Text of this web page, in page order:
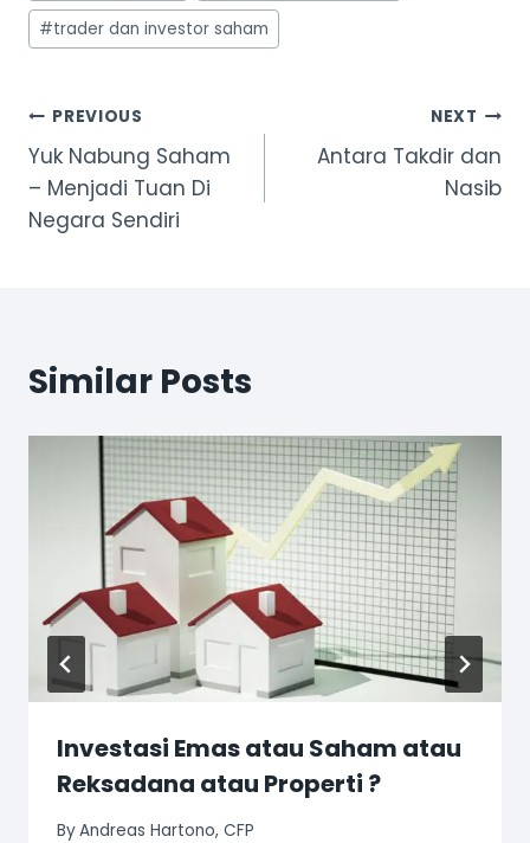
#trader dan investor saham
Post
navigation
PREVIOUS
Yuk Nabung Saham
– Menjadi Tuan Di
Negara Sendiri
NEXT
Antara Takdir dan
Nasib
Similar Posts
Investasi Emas atau Saham atau
Reksadana atau Properti ?
ByAndreas Hartono, CFP